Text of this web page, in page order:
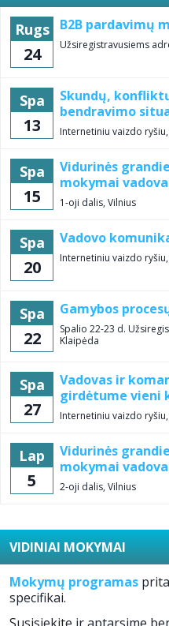
Rugs
24
B2B pardavimų
Užsiregistravusiems
Spa
13
Skundų,
bendravimo
Internetiniu vaizdo
Spa
15
Vidurinės
mokymai
1-oji dalis, Vilnius
Spa
20
Vadovo
Internetiniu vaizdo
Spa
22
Gamybos
Spalio 22-23 d.
Klaipėda
Spa
27
Vadovas ir
girdėtume vieni
Internetiniu vaizdo
Lap
5
Vidurinės
mokymai
2-oji dalis, Vilnius
VIDINIAI MOKYMAI
Mokymų programas
specifikai.